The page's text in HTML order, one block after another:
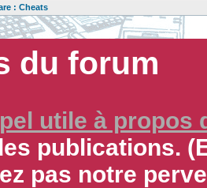
: Cheats
du forum
utile à propos
publications.
pas notre